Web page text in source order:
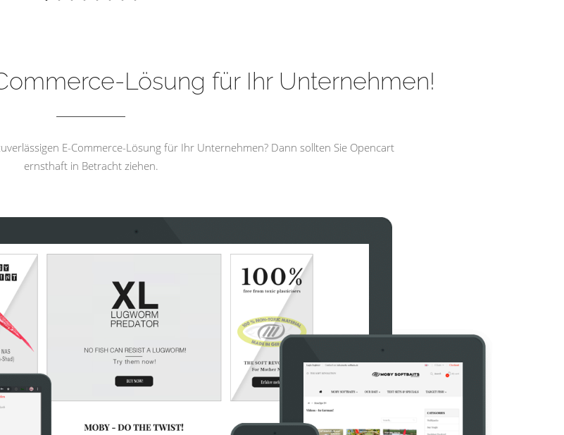
Lösung für Ihr Unternehmen!
E-Commerce-Lösung für Ihr Unternehmen? Dann sollten Sie Opencart
ernsthaft in Betracht ziehen.